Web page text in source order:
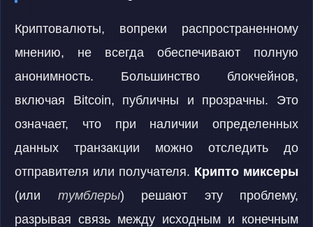
Криптовалюты, вопреки распространенному
мнению, не всегда обеспечивают полную
анонимность. Большинство блокчейнов,
включая Bitcoin, публичны и прозрачны. Это
означает, что при наличии определенных
данных транзакции можно отследить до
отправителя или получателя. Крипто миксеры
(или тумблеры) решают эту проблему,
разрывая связь между исходным и конечным